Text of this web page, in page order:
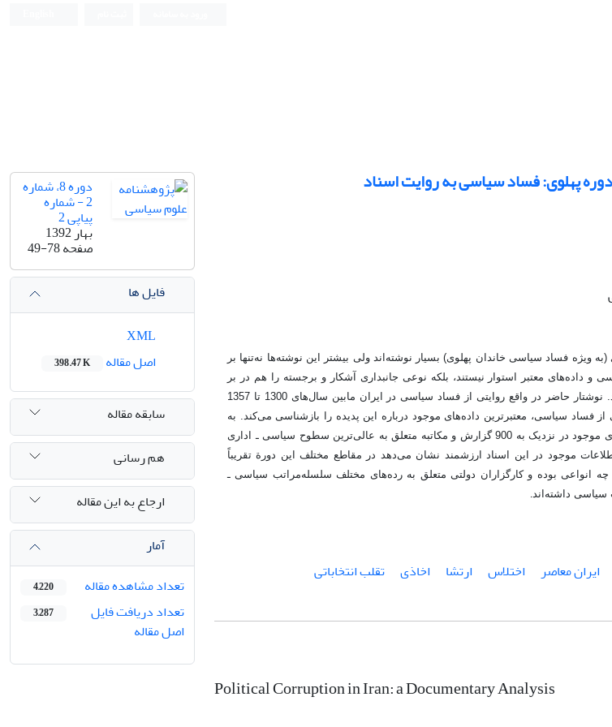
پهلوی: فساد سیاسی به روایت اسناد
‌ویژه فساد سیاسی خاندان پهلوی) بسیار نوشته‌اند ولی بیشتر این نوشته‌ها نه‌تنها بر
معتبر استوار نیستند، بلکه نوعی جانبداری آشکار و برجسته را هم در بر
می‌گیرند که اعتبار آنها را مخدوش می‌کند. نوشتار حاضر در واقع روایتی از فساد سیاسی در ایران مابین سال‌های 1300 تا 1357
فساد سیاسی، معتبرترین داده‌های موجود درباره این پدیده را بازشناسی می‌کند. به
بیان دیگر، این نوشتار نتیجه تحلیل داده‌های موجود در نزدیک به 900 گزارش و مکاتبه متعلق به عالی‌ترین سطوح سیاسی ـ اداری
موجود در این اسناد ارزشمند نشان می‌دهد در مقاطع مختلف این دورة تقریباً
چه انواعی بوده و کارگزاران دولتی متعلق به رده‌های مختلف سلسله‌مراتب سیاسی ـ
سیاسی داشته‌اند.
ایران معاصر اختلاس ارتشا اخاذی
تقلب انتخاباتی
Political Corruption in Iran: a Documentary Analysis
دوره 8، شماره
2 - شماره
پیاپی 2
بهار 1392
صفحه49-78
فایل ها
اصل مقاله
398.47 K
سابقه مقاله
هم رسانی
ارجاع به این مقاله
آمار
تعداد مشاهده مقاله
4,220
تعداد دریافت فایل
اصل مقاله
3,287